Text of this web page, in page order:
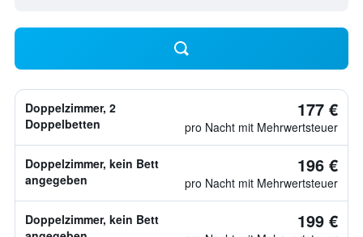
Doppelzimmer, 2
Doppelbetten
177 €
pro Nacht mit Mehrwertsteuer
Doppelzimmer, kein Bett
angegeben
196 €
pro Nacht mit Mehrwertsteuer
Doppelzimmer, kein Bett
199 €